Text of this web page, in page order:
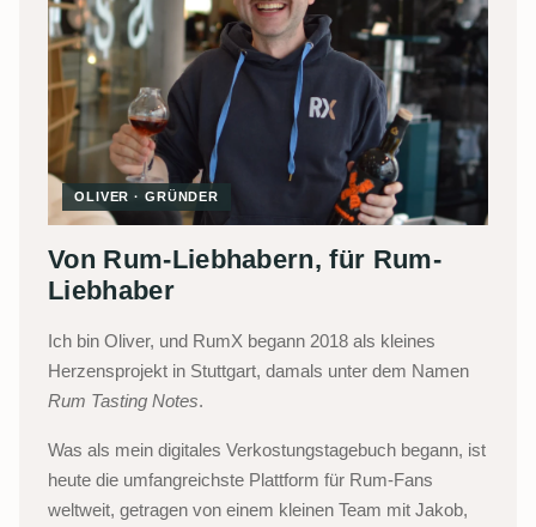
OLIVER · GRÜNDER
Von Rum-Liebhabern, für Rum-
Liebhaber
Ich bin Oliver, und RumX begann 2018 als kleines
Herzensprojekt in Stuttgart, damals unter dem Namen
Rum Tasting Notes.
Was als mein digitales Verkostungstagebuch begann, ist
heute die umfangreichste Plattform für Rum-Fans
weltweit, getragen von einem kleinen Team mit Jakob,